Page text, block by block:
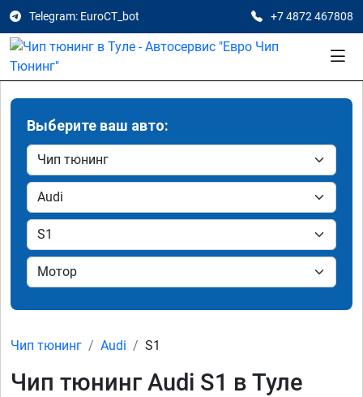
Telegram: EuroCT_bot +7 4872 467808
Выберите ваш авто:
Чип тюнинг Audi S1
Чип тюнинг Audi S1 в Туле